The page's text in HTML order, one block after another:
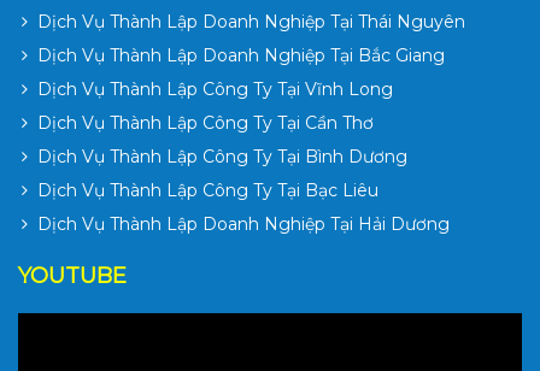
Dịch Vụ Thành Lập Doanh Nghiệp Tại Thái Nguyên
Dịch Vụ Thành Lập Doanh Nghiệp Tại Bắc Giang
Dịch Vụ Thành Lập Công Ty Tại Vĩnh Long
Dịch Vụ Thành Lập Công Ty Tại Cần Thơ
Dịch Vụ Thành Lập Công Ty Tại Bình Dương
Dịch Vụ Thành Lập Công Ty Tại Bạc Liêu
Dịch Vụ Thành Lập Doanh Nghiệp Tại Hải Dương
YOUTUBE